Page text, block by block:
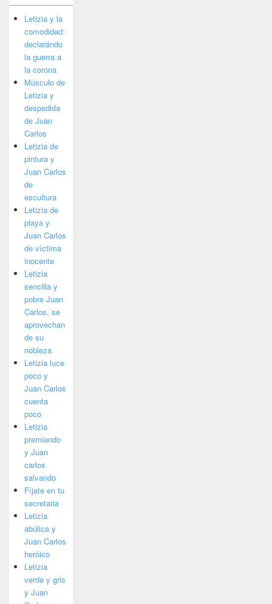
Letizia y la
comodidad:
declarándo
la guerra a
la corona
Músculo de
Letizia y
despedida
de Juan
Carlos
Letizia de
pintura y
Juan Carlos
de
escultura
Letizia de
playa y
Juan Carlos
de víctima
inocente
Letizia
sencilla y
pobre Juan
Carlos, se
aprovechan
de su
nobleza
Letizia luce
poco y
Juan Carlos
cuenta
poco
Letizia
premiando
y Juan
carlos
salvando
Fíjate en tu
secretaria
Letizia
abúlica y
Juan Carlos
heróico
Letizia
verde y gris
y Juan